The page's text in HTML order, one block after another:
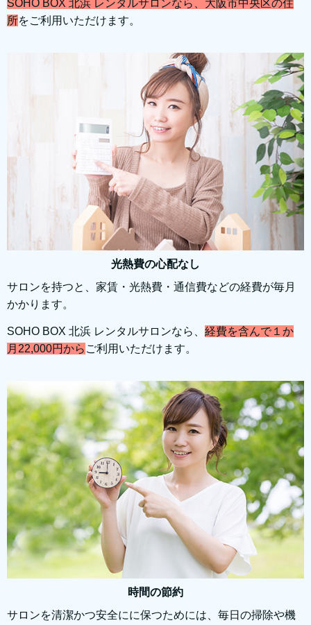
SOHO BOX 北浜 レンタルサロンなら、大阪市中央区の住
所をご利用いただけます。
光熱費の心配なし
サロンを持つと、家賃・光熱費・通信費などの経費が毎月
かかります。
SOHO BOX 北浜 レンタルサロンなら、 経費を含んで１か
月22,000円から ご利用いただけます。
時間の節約
サロンを清潔かつ安全にに保つためには、毎日の掃除や機